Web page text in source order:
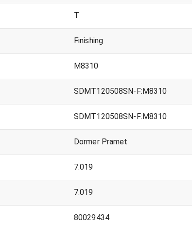
T
Finishing
M8310
SDMT120508SN-F:M8310
SDMT120508SN-F:M8310
Dormer Pramet
7.019
7.019
80029434